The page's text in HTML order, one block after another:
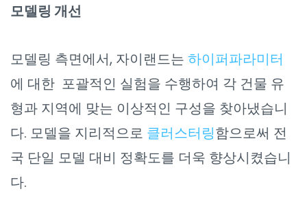
모델링 개선
모델링 측면에서, 자이랜드는 하이퍼파라미터
에 대한 포괄적인 실험을 수행하여 각 건물 유
형과 지역에 맞는 이상적인 구성을 찾아냈습니
다. 모델을 지리적으로 클러스터링함으로써 전
국 단일 모델 대비 정확도를 더욱 향상시켰습니
다.